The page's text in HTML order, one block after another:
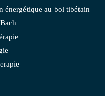
énergétique au bol tibétain